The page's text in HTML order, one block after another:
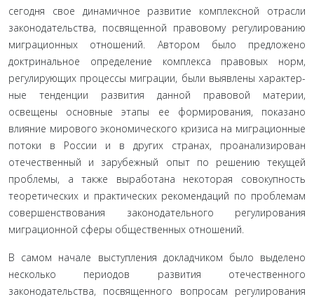
сегодня свое динамичное развитие комплексной отрасли
законодательства, посвящен­ной правовому регулированию
миграционных отно­шений. Автором было предложено
доктринальное определение комплекса правовых норм,
регулирую­щих процессы миграции, были выявлены характер­
ные тенденции развития данной правовой материи,
освещены основные этапы ее формирования, пока­зано
влияние мирового экономического кризиса на миграционные
потоки в России и в других странах, проанализирован
отечественный и зарубежный опыт по решению текущей
проблемы, а также выработана некоторая совокупность
теоретических и практиче­ских рекомендаций по проблемам
совершенствова­ния законодательного регулирования
миграционной сферы общественных отношений.
В самом начале выступления докладчиком было выделено
несколько периодов развития отечествен­ного
законодательства, посвященного вопросам регу­лирования